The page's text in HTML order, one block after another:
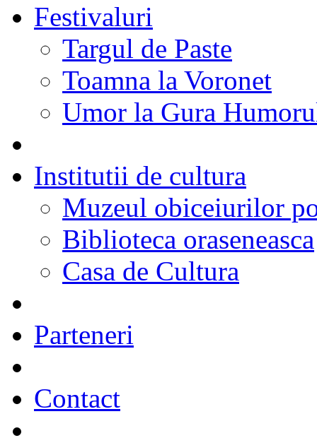
Festivaluri
Targul de Paste
Toamna la Voronet
Umor la Gura
Institutii de cultura
Muzeul obiceiurilor
Biblioteca oraseneasca
Casa de Cultura
Parteneri
Contact